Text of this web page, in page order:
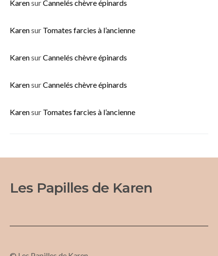
KarensurCannelés chèvre épinards
Karensur Tomates farcies à l’ancienne
KarensurCannelés chèvre épinards
KarensurCannelés chèvre épinards
Karensur Tomates farcies à l’ancienne
Les Papilles de Karen